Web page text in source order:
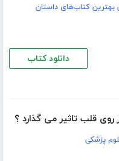
بهترین کتاب‌های داستان
دانلود کتاب
روی قلب تاثیر می گذارد ؟
پزشکی